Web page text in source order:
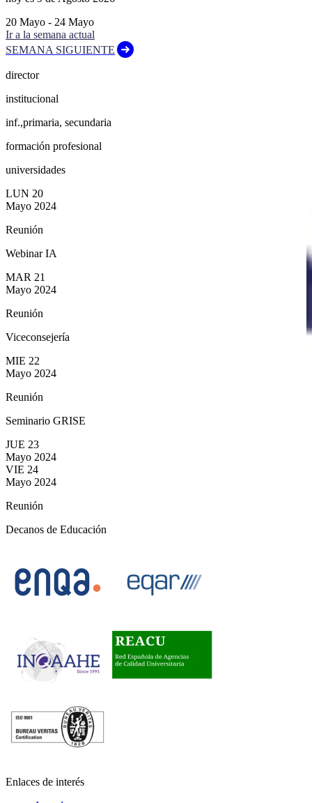
20 Mayo - 24 Mayo
Ir a la semana actual
SEMANA SIGUIENTE
director
institucional
inf.,primaria, secundaria
formación profesional
universidades
LUN 20
Mayo 2024
Reunión
Webinar IA
MAR 21
Mayo 2024
Reunión
Viceconsejería
MIE 22
Mayo 2024
Reunión
Seminario GRISE
JUE 23
Mayo 2024
VIE 24
Mayo 2024
Reunión
Decanos de Educación
Enlaces de interés